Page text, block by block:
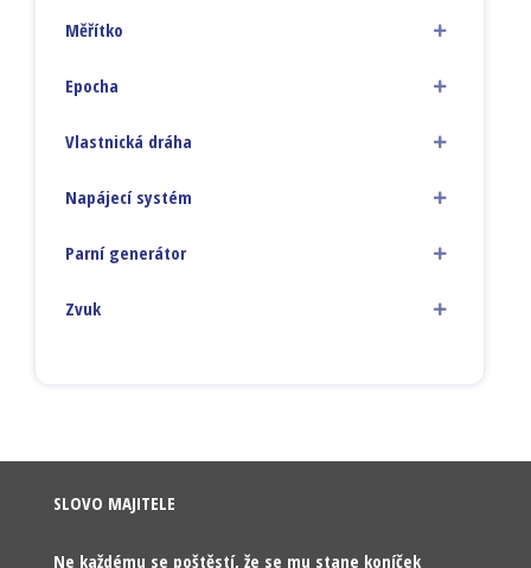
Měřítko
Epocha
Vlastnická dráha
Napájecí systém
Parní generátor
Zvuk
SLOVO MAJITELE
Ne každému se poštěstí, že se mu stane koníček